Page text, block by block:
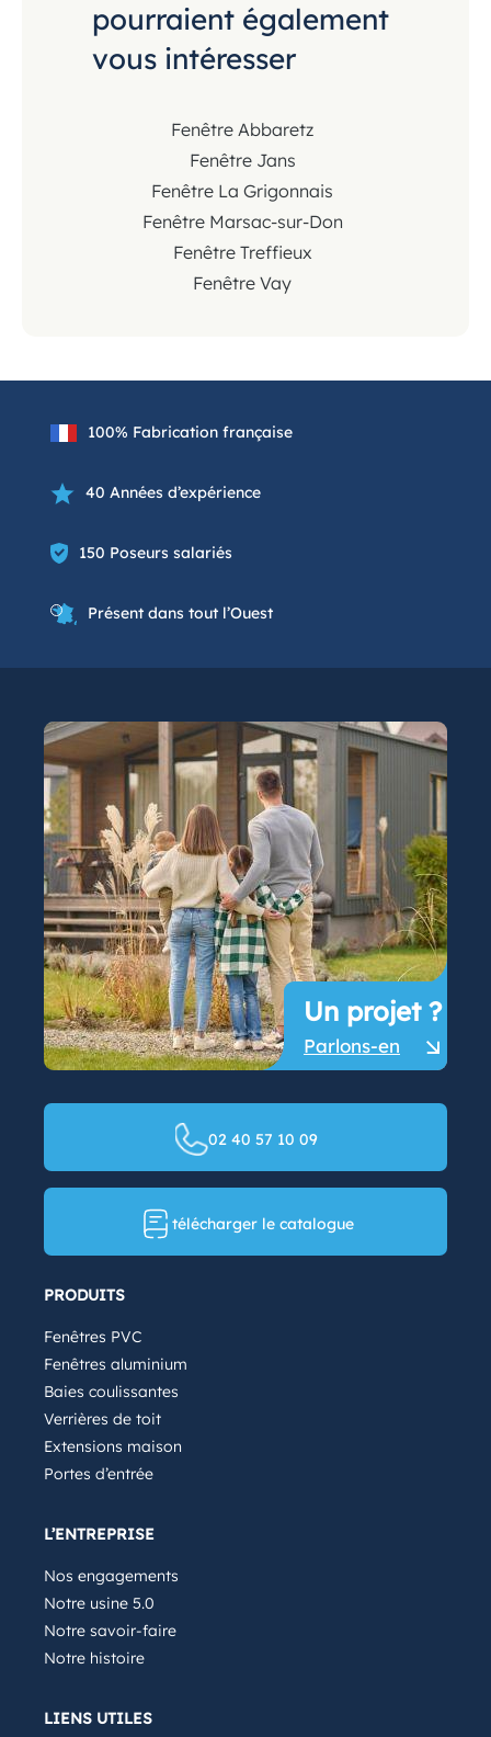
pourraient également
vous intéresser
Fenêtre Abbaretz
Fenêtre Jans
Fenêtre La Grigonnais
Fenêtre Marsac-sur-Don
Fenêtre Treffieux
Fenêtre Vay
100% Fabrication française
40 Années d’expérience
150 Poseurs salariés
Présent dans tout l’Ouest
Un projet ?
Parlons-en
PRODUITS
Fenêtres PVC
Fenêtres aluminium
Baies coulissantes
Verrières de toit
Extensions maison
Portes d’entrée
L’ENTREPRISE
Nos engagements
Notre usine 5.0
Notre savoir-faire
Notre histoire
02 40 57 10 09
télécharger le catalogue
LIENS UTILES